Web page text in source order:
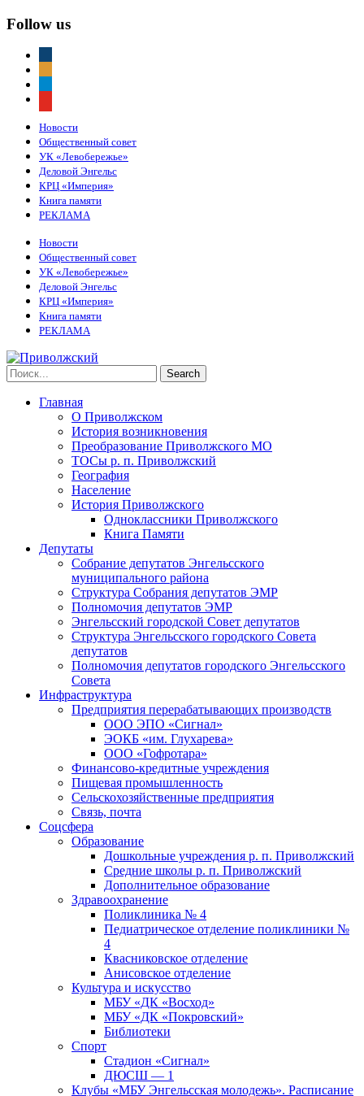
Follow us
Новости
Общественный совет
УК «Левобережье»
Деловой Энгельс
КРЦ «Империя»
Книга памяти
РЕКЛАМА
Новости
Общественный совет
УК «Левобережье»
Деловой Энгельс
КРЦ «Империя»
Книга памяти
РЕКЛАМА
Главная
О Приволжском
История возникновения
Преобразование Приволжского МО
ТОСы р. п. Приволжский
География
Население
История Приволжского
Одноклассники Приволжского
Книга Памяти
Депутаты
Собрание депутатов Энгельсского
муниципального района
Структура Собрания депутатов ЭМР
Полномочия депутатов ЭМР
Энгельсский городской Совет депутатов
Структура Энгельсского городского Совета
депутатов
Полномочия депутатов городского Энгельсского
Совета
Инфраструктура
Предприятия перерабатывающих производств
ООО ЭПО «Сигнал»
ЭОКБ «им. Глухарева»
ООО «Гофротара»
Финансово-кредитные учреждения
Пищевая промышленность
Сельскохозяйственные предприятия
Связь, почта
Соцсфера
Образование
Дошкольные учреждения р. п. Приволжский
Средние школы р. п. Приволжский
Дополнительное образование
Здравоохранение
Поликлиника № 4
Педиатрическое отделение поликлиники №
4
Квасниковское отделение
Анисовское отделение
Культура и искусство
МБУ «ДК «Восход»
МБУ «ДК «Покровский»
Библиотеки
Спорт
Стадион «Сигнал»
ДЮСШ — 1
Клубы «МБУ Энгельсская молодежь». Расписание